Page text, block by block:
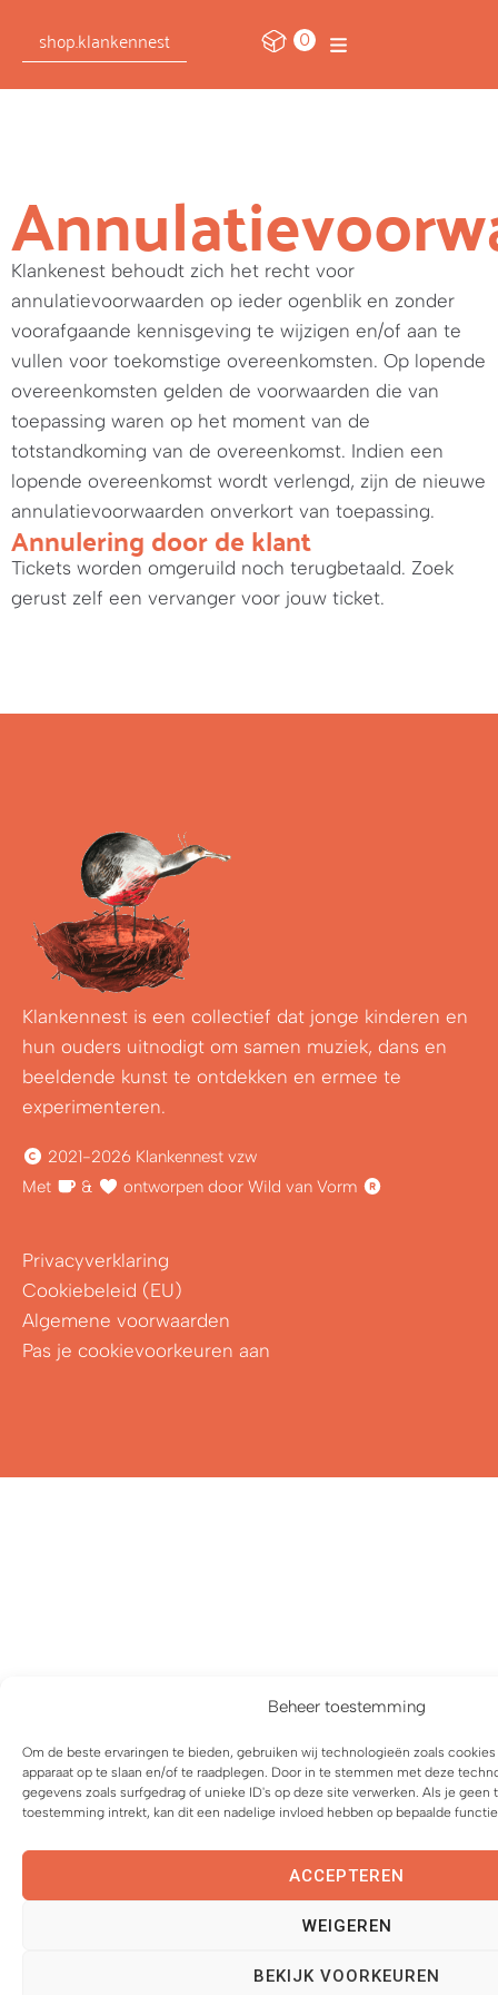
Beheer toestemming
Om de beste ervaringen te bieden, gebruiken wij technologieën zoals
apparaat op te slaan en/of te raadplegen. Door in te stemmen met deze
gegevens zoals surfgedrag of unieke ID's op deze site verwerken. Als je
toestemming intrekt, kan dit een nadelige invloed hebben op bepaalde
ACCEPTEREN
WEIGEREN
BEKIJK VOORKEUREN
shop.klankennest 0
Klankenest behoudt zich het recht voor
annulatievoorwaarden op ieder ogenblik en zonder
voorafgaande kennisgeving te wijzigen en/of aan te
vullen voor toekomstige overeenkomsten. Op lopende
overeenkomsten gelden de voorwaarden die van
toepassing waren op het moment van de
totstandkoming van de overeenkomst. Indien een
lopende overeenkomst wordt verlengd, zijn de nieuwe
annulatievoorwaarden onverkort van toepassing.
Annulering door de klant
Tickets worden omgeruild noch terugbetaald. Zoek
gerust zelf een vervanger voor jouw ticket.
Klankennest is een collectief dat jonge kinderen en
hun ouders uitnodigt om samen muziek, dans en
beeldende kunst te ontdekken en ermee te
experimenteren.
2021-2026 Klankennest vzw
Met
& ontworpen door Wild van Vorm
Privacyverklaring
Cookiebeleid (EU)
Algemene voorwaarden
Pas je cookievoorkeuren aan